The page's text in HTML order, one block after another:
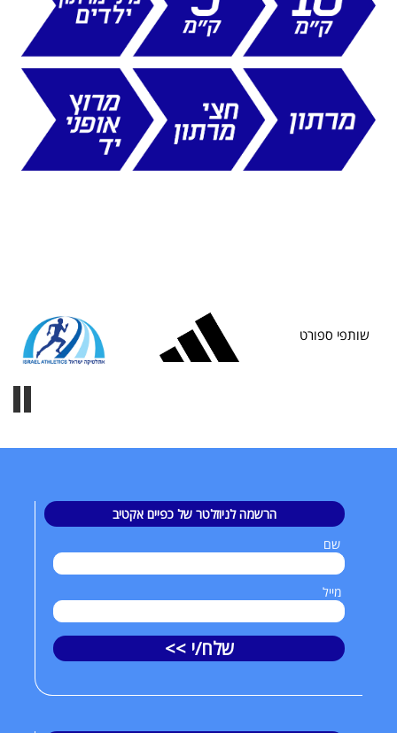
הרשמה לניוזלטר של כפיים אקטיב
שם
מייל
שלח/י >>